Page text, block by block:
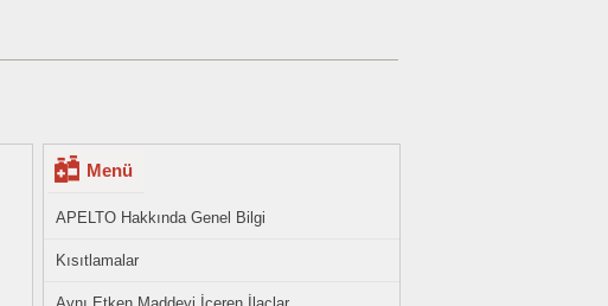
Menü
APELTO Hakkında Genel Bilgi
Kısıtlamalar